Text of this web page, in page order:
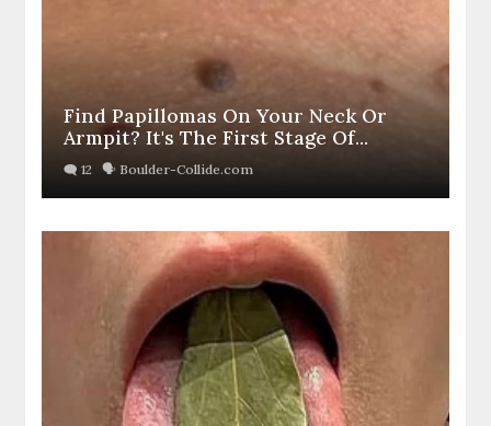
Find Papillomas On Your Neck Or
Armpit? It's The First Stage Of...